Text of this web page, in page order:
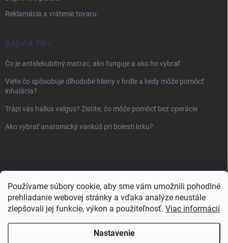
Používame súbory cookie, aby sme vám umožnili pohodlné
prehliadanie webovej stránky a vďaka analýze neustále
zlepšovali jej funkcie, výkon a použiteľnosť. Viac informácií
Nastavenie
Reklamácia a vrátenie tovaru
RADY A TIPY
Čo je antidekubitný matrac, ako funguje a ako ho vybrať
Viete čo spôsobuje dlhodobé hlieny v hrdle a kedy môže pomôcť
inhalácia?
Trápi vás hallux valgus? Zistite, čo môže pomôcť bez operácie
Ako vybrať anatomický vankúš pri bolesti krku?